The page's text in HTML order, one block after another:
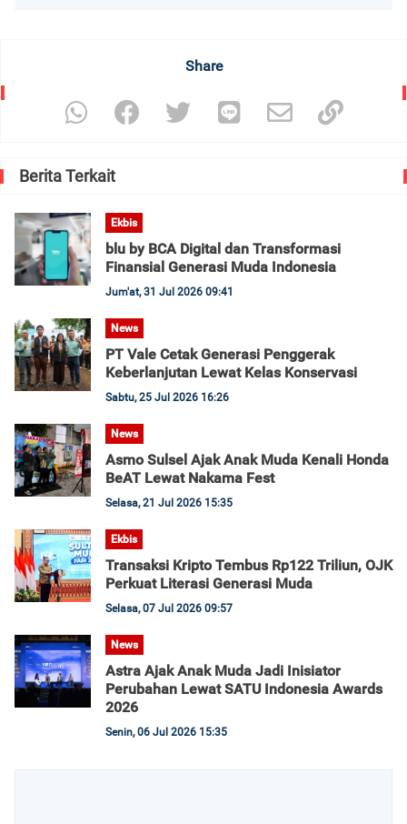
Share
Berita Terkait
Ekbis
blu by BCA Digital dan Transformasi
Finansial Generasi Muda Indonesia
Jum'at, 31 Jul 2026 09:41
News
PT Vale Cetak Generasi Penggerak
Keberlanjutan Lewat Kelas Konservasi
Sabtu, 25 Jul 2026 16:26
News
Asmo Sulsel Ajak Anak Muda Kenali Honda
BeAT Lewat Nakama Fest
Selasa, 21 Jul 2026 15:35
Ekbis
Transaksi Kripto Tembus Rp122 Triliun, OJK
Perkuat Literasi Generasi Muda
Selasa, 07 Jul 2026 09:57
News
Astra Ajak Anak Muda Jadi Inisiator
Perubahan Lewat SATU Indonesia Awards
2026
Senin, 06 Jul 2026 15:35